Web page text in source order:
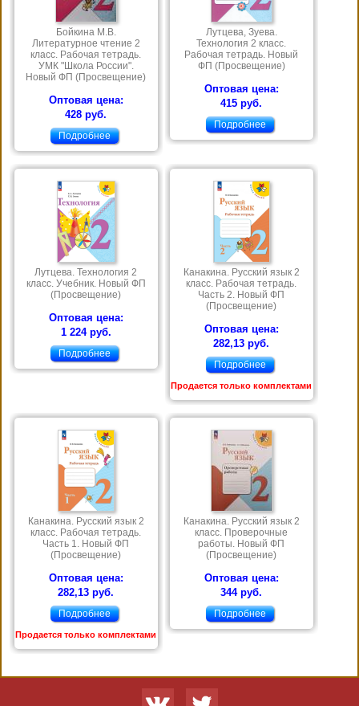
Бойкина М.В.
Литературное чтение 2
класс. Рабочая тетрадь.
УМК "Школа России".
Новый ФП (Просвещение)
Оптовая цена:
428 руб.
Подробнее
Лутцева, Зуева.
Технология 2 класс.
Рабочая тетрадь. Новый
ФП (Просвещение)
Оптовая цена:
415 руб.
Подробнее
Лутцева. Технология 2
класс. Учебник. Новый ФП
(Просвещение)
Оптовая цена:
1 224 руб.
Подробнее
Канакина. Русский язык 2
класс. Рабочая тетрадь.
Часть 2. Новый ФП
(Просвещение)
Оптовая цена:
282,13 руб.
Подробнее
Продается только комплектами
Канакина. Русский язык 2
класс. Рабочая тетрадь.
Часть 1. Новый ФП
(Просвещение)
Оптовая цена:
282,13 руб.
Подробнее
Продается только комплектами
Канакина. Русский язык 2
класс. Проверочные
работы. Новый ФП
(Просвещение)
Оптовая цена:
344 руб.
Подробнее